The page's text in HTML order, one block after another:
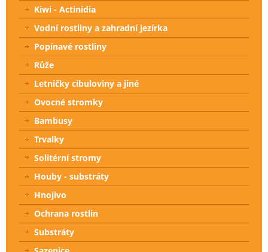
Kiwi - Actinidia
Vodní rostliny a zahradní jezírka
Popínavé rostliny
Růže
Letničky cibuloviny a jiné
Ovocné stromky
Bambusy
Trvalky
Solitérní stromy
Houby - substráty
Hnojivo
Ochrana rostlin
Substráty